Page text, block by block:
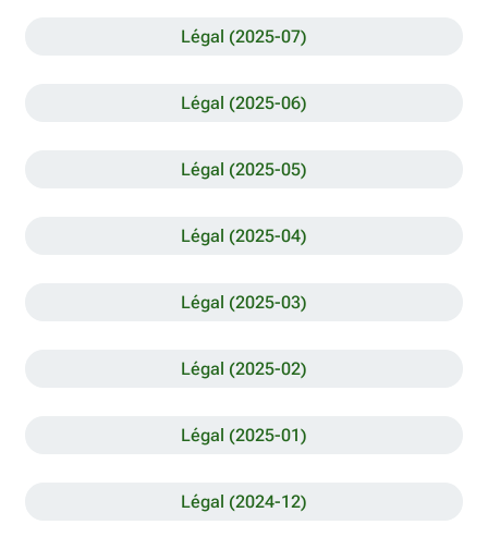
Légal (2025-07)
Légal (2025-06)
Légal (2025-05)
Légal (2025-04)
Légal (2025-03)
Légal (2025-02)
Légal (2025-01)
Légal (2024-12)